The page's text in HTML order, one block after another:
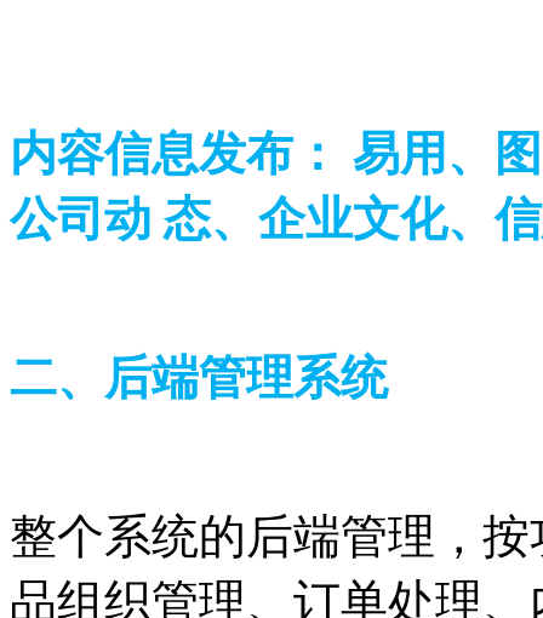
内容信息发布： 易用、
公司动 态、企业文化、
二、后端管理系统
整个系统的后端管理，
品组织管理、订单处理